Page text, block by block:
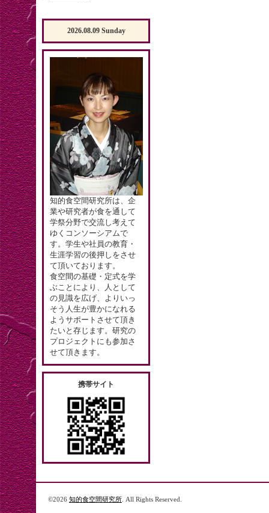
2026.08.09 Sunday
知的食空間研究所は、企
業や研究者が食を通して
学祭分野で交流し考えて
ゆくコンソーシアムで
す。学生や社員の教育・
生涯学習の後押しをさせ
て頂いております。
食空間の基礎・定式を学
ぶことにより、人として
の見識を広げ、よりいっ
そう人生が豊かになれる
ようサポートさせて頂き
たいと存じます。研究の
プロジェクトにも参加さ
せて頂きます。
携帯サイト
©2026 知的食空間研究所 . All Rights Reserved.